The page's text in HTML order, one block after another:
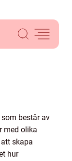
består av
med olika
skapa
hur